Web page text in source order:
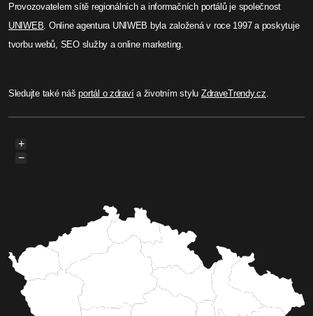
Provozovatelem sítě regionálních a informačních portálů je společnost
UNIWEB . Online agentura UNIWEB byla založená v roce 1997 a poskytuje
tvorbu webů, SEO služby a online marketing.
Sledujte také nášportál o zdravía životním stylu ZdraveTrendy.cz
+
−